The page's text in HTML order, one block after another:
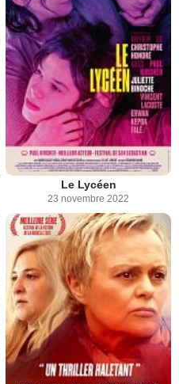
Le Lycéen
23 novembre 2022